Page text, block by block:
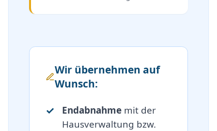
Wir übernehmen auf
Wunsch:
Endabnahmemit der
Hausverwaltung bzw.